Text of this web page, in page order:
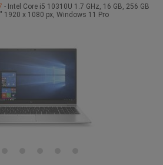
- Intel Core i5 10310U 1.7 GHz, 16 GB, 256 GB
1920 x 1080 px, Windows 11 Pro